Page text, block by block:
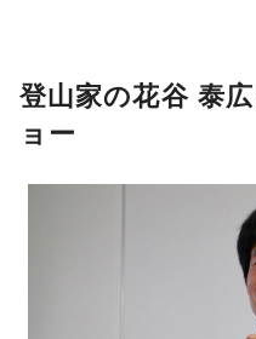
登山家の花谷 泰
ョー